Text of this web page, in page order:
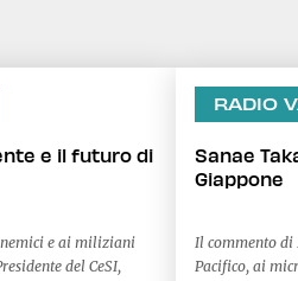
e il futuro di
e ai miliziani
del CeSI,
RADIO
Sanae
Giappone
Il commento di